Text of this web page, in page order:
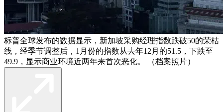
标普全球发布的数据显示，新加坡采购经理指数跌破50的荣枯
线，经季节调整后，1月份的指数从去年12月的51.5，下跌至
49.9，显示商业环境近两年来首次恶化。 （档案照片）